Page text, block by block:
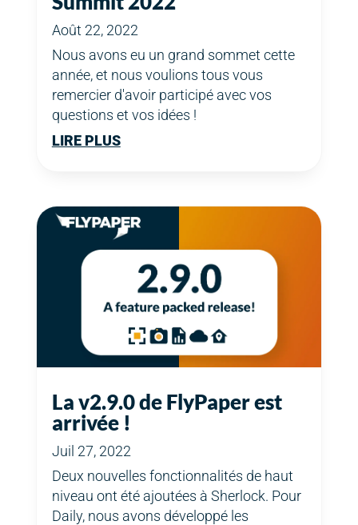
Août 22, 2022
Nous avons eu un grand sommet cette
année, et nous voulions tous vous
remercier d'avoir participé avec vos
questions et vos idées !
LIRE PLUS
La v2.9.0 de FlyPaper est
arrivée !
Juil 27, 2022
Deux nouvelles fonctionnalités de haut
niveau ont été ajoutées à Sherlock. Pour
Daily, nous avons développé les